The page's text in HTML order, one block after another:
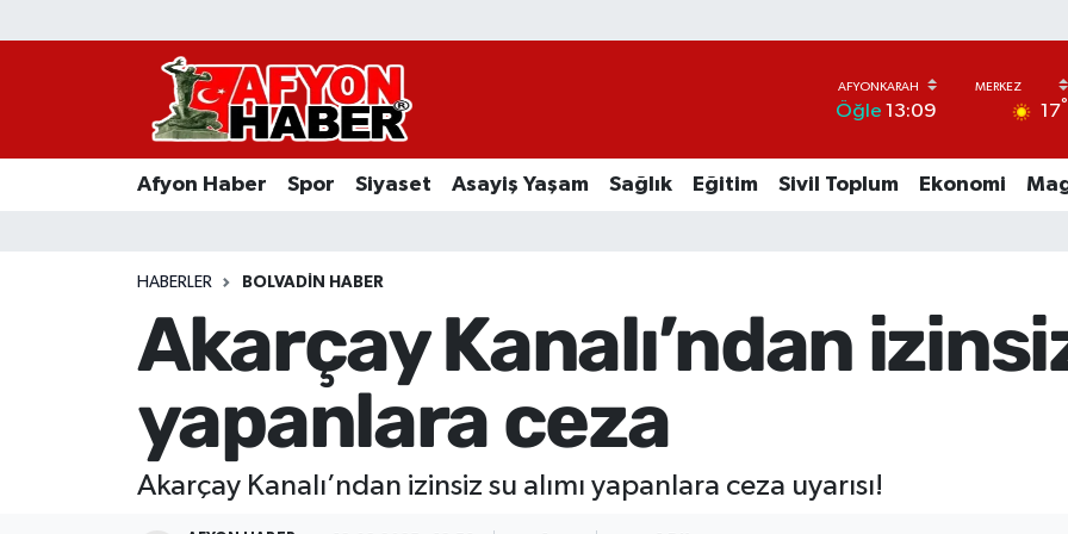
Öğle 13:09 17°
Afyon Haber Spor Siyaset Asayiş Yaşam Sağlık Eğitim Sivil Toplum Ekonomi
HABERLER BOLVADIN HABER
Akarçay Kanalı’ndan
yapanlara ceza
Akarçay Kanalı’ndan izinsiz su alımı yapanlara ceza uyarısı!
Afyon Haber
Asayiş Yaşam
Sivil Toplum